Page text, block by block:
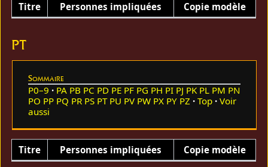
Titre Personnes impliquées Copie modèle
PT
Sommaire
P0–9 PA PB PC PD PE PF PG PH PI PJ PK PL PM PN
PO PP PQ PR PS PT PU PV PW PX PY PZ Top
Voir
aussi
Titre Personnes impliquées Copie modèle